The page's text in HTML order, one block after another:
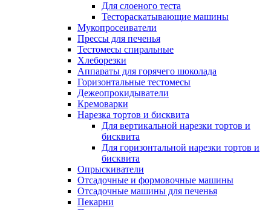
Для слоеного теста
Тестораскатывающие машины
Мукопросеиватели
Прессы для печенья
Тестомесы спиральные
Хлеборезки
Аппараты для горячего шоколада
Горизонтальные тестомесы
Дежеопрокидыватели
Кремоварки
Нарезка тортов и бисквита
Для вертикальной нарезки тортов и
бисквита
Для горизонтальной нарезки тортов и
бисквита
Опрыскиватели
Отсадочные и формовочные машины
Отсадочные машины для печенья
Пекарни